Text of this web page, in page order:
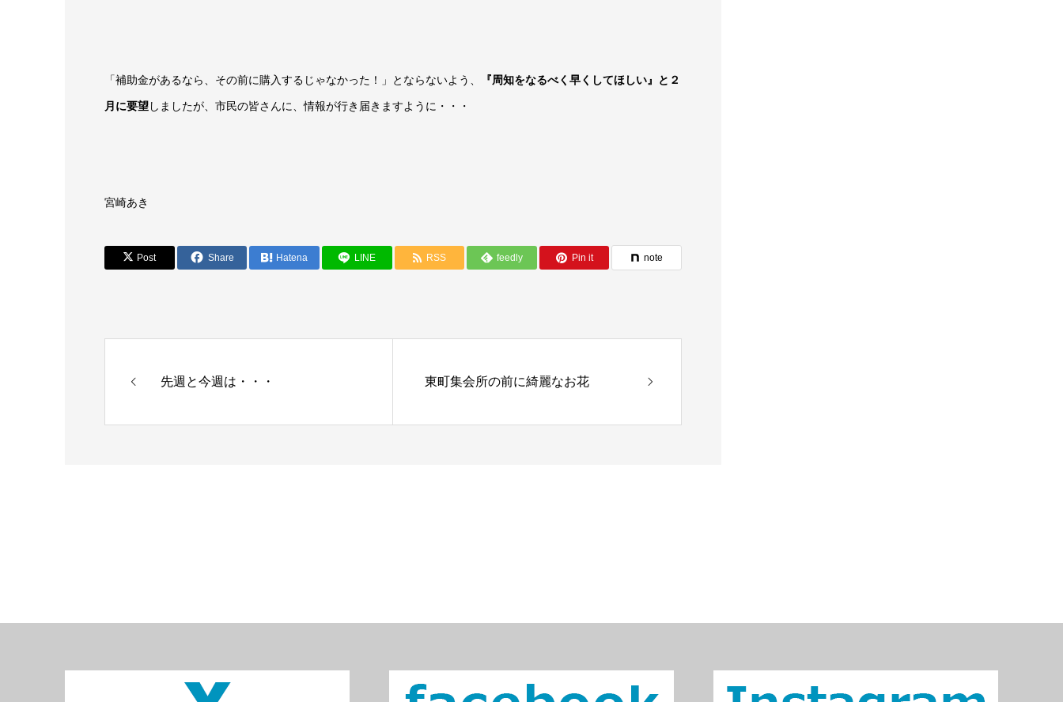
「補助金があるなら、その前に購入するじゃなかった！」とならないよう、 『周知をなるべく早くしてほしい』と２
月に要望しましたが、市民の皆さんに、情報が行き届きますように・・・
宮崎あき
Post Share Hatena LINE RSS feedly Pin it note
先週と今週は・・・ 東町集会所の前に綺麗なお花